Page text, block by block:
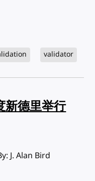
validator
新德里举行
J. Alan Bird